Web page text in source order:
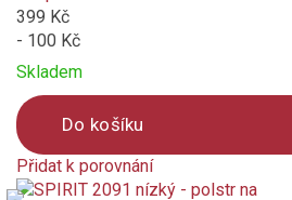
399 Kč
- 100 Kč
Skladem
Do košíku
Přidat k porovnání
Product